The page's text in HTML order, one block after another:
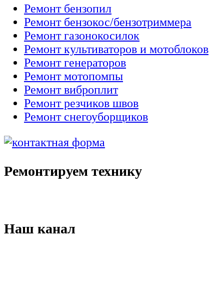
Ремонт бензопил
Ремонт бензокос/бензотриммера
Ремонт газонокосилок
Ремонт культиваторов и мотоблоков
Ремонт генераторов
Ремонт мотопомпы
Ремонт виброплит
Ремонт резчиков швов
Ремонт снегоуборщиков
Ремонтируем технику
Наш канал